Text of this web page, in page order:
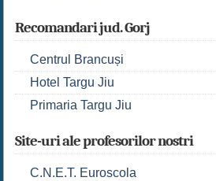
Recomandari jud. Gorj
Centrul Brancuși
Hotel Targu Jiu
Primaria Targu Jiu
Site-uri ale profesorilor nostri
C.N.E.T. Euroscola